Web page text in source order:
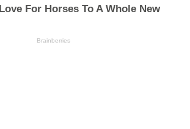
For Horses To A Whole New
Brainberries